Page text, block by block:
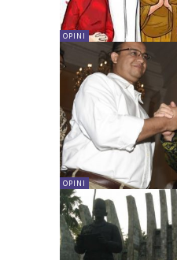
OPINI
OPINI